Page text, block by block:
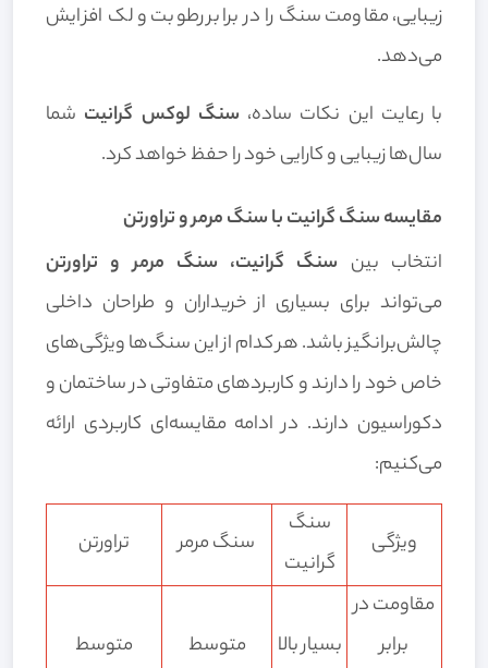
زیبایی، مقاومت سنگ را در برابر رطوبت و لک افزایش
می‌دهد.
با رعایت این نکات ساده، سنگ لوکس گرانیت شما
سال‌ها زیبایی و کارایی خود را حفظ خواهد کرد.
مقایسه سنگ گرانیت با سنگ مرمر و تراورتن
انتخاب بین سنگ گرانیت، سنگ مرمر و تراورتن
می‌تواند برای بسیاری از خریداران و طراحان داخلی
چالش‌برانگیز باشد. هر کدام از این سنگ‌ها ویژگی‌های
خاص خود را دارند و کاربردهای متفاوتی در ساختمان و
دکوراسیون دارند. در ادامه مقایسه‌ای کاربردی ارائه
می‌کنیم:
ویژگی
سنگ
گرانیت
سنگ مرمر تراورتن
مقاومت در
برابر
بسیار بالا متوسط متوسط